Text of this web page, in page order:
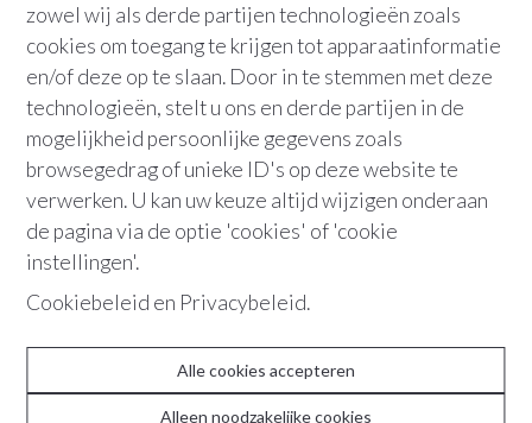
zowel wij als derde partijen technologieën zoals
cookies om toegang te krijgen tot apparaatinformatie
en/of deze op te slaan. Door in te stemmen met deze
technologieën, stelt u ons en derde partijen in de
mogelijkheid persoonlijke gegevens zoals
browsegedrag of unieke ID's op deze website te
verwerken. U kan uw keuze altijd wijzigen onderaan
de pagina via de optie 'cookies' of 'cookie
instellingen'.
Cookiebeleid en Privacybeleid.
Alle cookies accepteren
Alleen noodzakelijke cookies
Grondopp. : 98 m²
Terras
"Dit gebouw biedt een uitstekende kans
voor wie zoekt naar een mooi
huurrendement, met volledig
gerenoveerde appartementen in een
opkomende wijk die steeds meer vraag